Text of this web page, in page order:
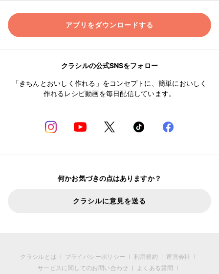
アプリをダウンロードする
クラシルの公式SNSをフォロー
「きちんとおいしく作れる」をコンセプトに、簡単においしく
作れるレシピ動画を毎日配信しています。
何かお気づきの点はありますか？
クラシルに意見を送る
クラシルとは プライバシーポリシー 利用規約
運営会社
サービスに関してのお問い合わせ
よくある質問